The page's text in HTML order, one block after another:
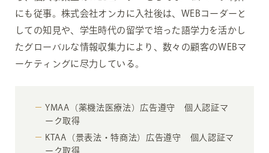
にも従事。株式会社オンカに入社後は、WEBコーダーと
しての知見や、学生時代の留学で培った語学力を活かし
たグローバルな情報収集力により、数々の顧客のWEBマ
ーケティングに尽力している。
YMAA（薬機法医療法）広告遵守 個人認証マ
ーク取得
KTAA（景表法・特商法）広告遵守 個人認証マ
ーク取得